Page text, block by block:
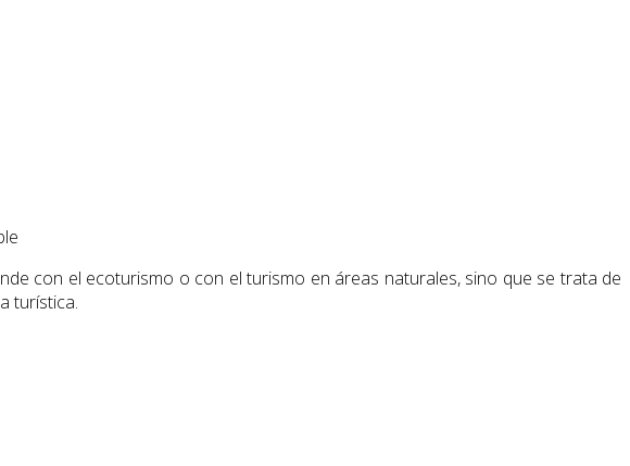
con el ecoturismo o con el turismo en áreas naturales, sino que se trata de
turística.